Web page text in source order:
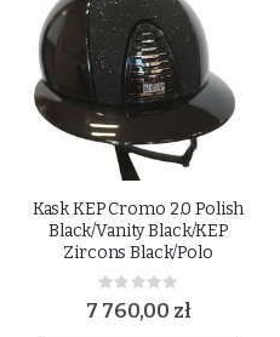
Kask KEP Cromo 2.0 Polish
Black/Vanity Black/KEP
Zircons Black/Polo
Rating:
0%
7 760,00 zł